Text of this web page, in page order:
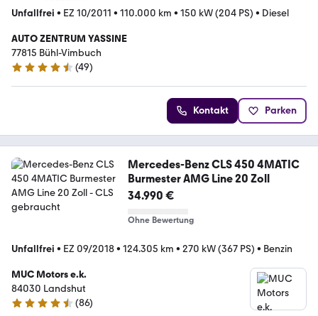
Unfallfrei • EZ 10/2011 • 110.000 km • 150 kW (204 PS) • Diesel
AUTO ZENTRUM YASSINE
77815 Bühl-Vimbuch
4.5 Sterne
(49)
Kontakt Parken
Mercedes-Benz CLS 450 4MATIC
Burmester AMG Line 20 Zoll
34.990 €
Ohne Bewertung
Unfallfrei • EZ 09/2018• 124.305 km • 270 kW (367 PS) • Benzin
MUC Motors e.k.
84030 Landshut
4.7 Sterne
(86)